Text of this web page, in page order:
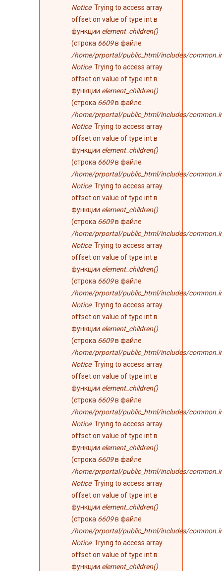
Notice: Trying to access array
offset on value of type int в
функции element_children()
(строка 6609в файле
/home/prportal/public_html/includes/
Notice: Trying to access array
offset on value of type int в
функции element_children()
(строка 6609в файле
/home/prportal/public_html/includes/
Notice: Trying to access array
offset on value of type int в
функции element_children()
(строка 6609в файле
/home/prportal/public_html/includes/
Notice: Trying to access array
offset on value of type int в
функции element_children()
(строка 6609в файле
/home/prportal/public_html/includes/
Notice: Trying to access array
offset on value of type int в
функции element_children()
(строка 6609в файле
/home/prportal/public_html/includes/
Notice: Trying to access array
offset on value of type int в
функции element_children()
(строка 6609в файле
/home/prportal/public_html/includes/
Notice: Trying to access array
offset on value of type int в
функции element_children()
(строка 6609в файле
/home/prportal/public_html/includes/
Notice: Trying to access array
offset on value of type int в
функции element_children()
(строка 6609в файле
/home/prportal/public_html/includes/
Notice: Trying to access array
offset on value of type int в
функции element_children()
(строка 6609в файле
/home/prportal/public_html/includes/
Notice: Trying to access array
offset on value of type int в
функции element_children()